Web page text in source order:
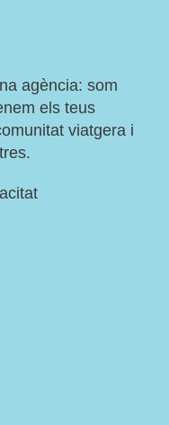
agència: som
els teus
viatgera i